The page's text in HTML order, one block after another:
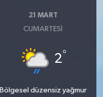
21 MART
CUMARTESI
2°
Bölgesel düzensiz yağmur